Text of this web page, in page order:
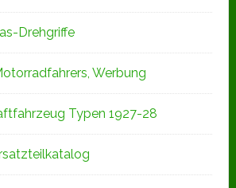
Drehgriffe
Werbung
Typen 1927-28